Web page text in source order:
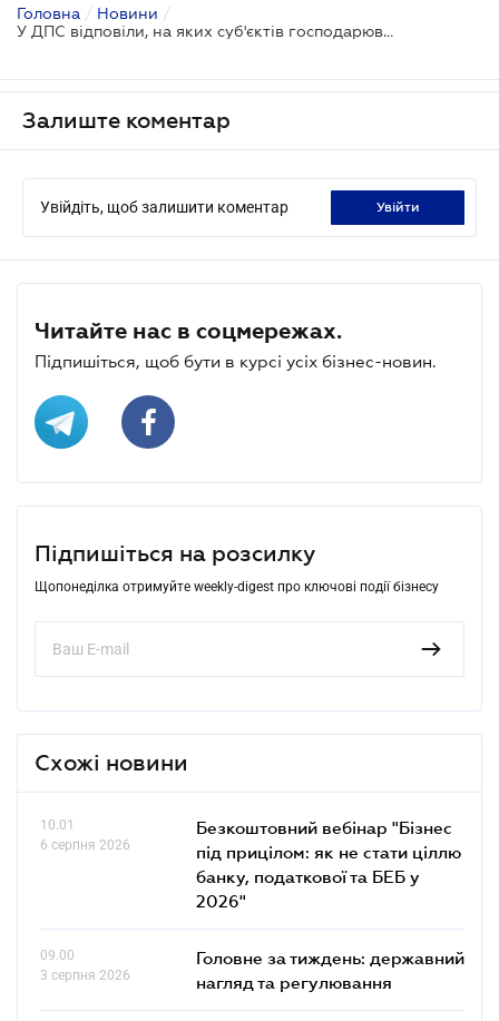
Головна / Новини /
У ДПС відповіли, на яких суб'єктів господарювання звертають увагу частіше
Залиште коментар
Увійдіть, щоб залишити коментар увійти
Читайте нас в соцмережах.
Підпишіться, щоб бути в курсі усіх бізнес-новин.
Підпишіться на розсилку
Щопонеділка отримуйте weekly-digest про ключові події бізнесу
Схожі новини
10.01
6 серпня 2026
Безкоштовний вебінар "Бізнес
під прицілом: як не стати ціллю
банку, податкової та БЕБ у
2026"
09.00
3 серпня 2026
Головне за тиждень: державний
нагляд та регулювання